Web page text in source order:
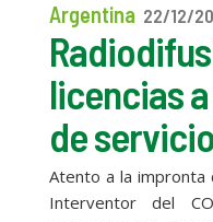
Argentina 22/12/
licencias
de
Atento a la impronta
Interventor del